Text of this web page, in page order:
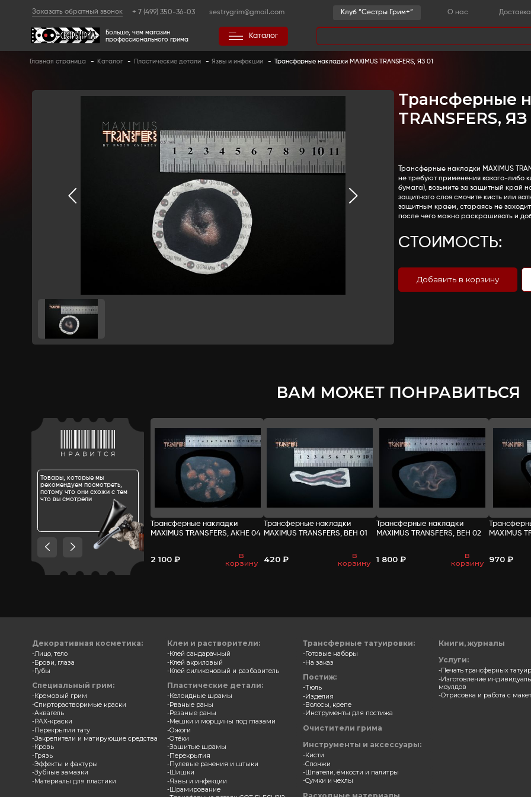
Заказать обратный звонок + 7 (499) 350-36-03 sestrygrim@gmail.com
Больше, чем магазин
профессионального грима
Каталог
Главная страница - Каталог - Пластические детали - Язвы и инфекции - Трансферные накладки
Товары, которые мы
рекомендуем посмотреть,
потому что они схожи с тем
Трансферные накладки